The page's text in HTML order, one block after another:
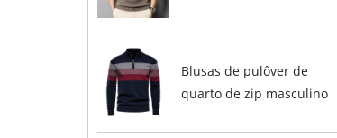
Blusas de pulôver de
quarto de zip masculino